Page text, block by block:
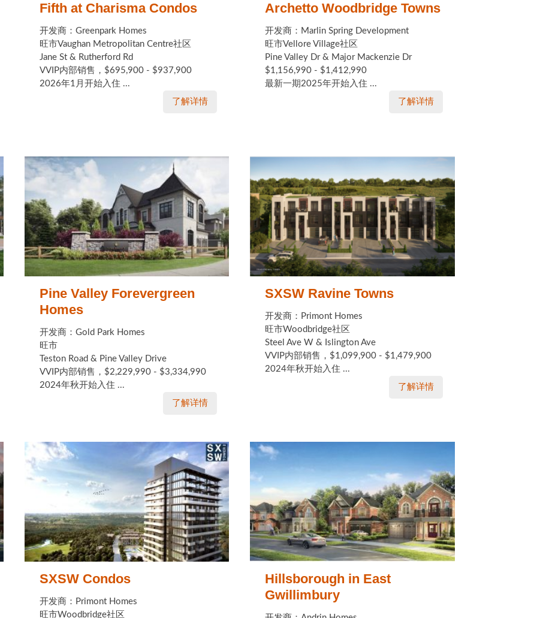
Fifth at Charisma Condos
开发商：Greenpark Homes
旺市Vaughan Metropolitan Centre社区
Jane St & Rutherford Rd
VVIP内部销售，$695,900 - $937,900
2026年1月开始入住 ...
了解详情
Archetto Woodbridge Towns
开发商：Marlin Spring Development
旺市Vellore Village社区
Pine Valley Dr & Major Mackenzie Dr
$1,156,990 - $1,412,990
最新一期2025年开始入住 ...
了解详情
Pine Valley Forevergreen
Homes
开发商：Gold Park Homes
旺市
Teston Road & Pine Valley Drive
VVIP内部销售，$2,229,990 - $3,334,990
2024年秋开始入住 ...
了解详情
SXSW Ravine Towns
开发商：Primont Homes
旺市Woodbridge社区
Steel Ave W & Islington Ave
VVIP内部销售，$1,099,900 - $1,479,900
2024年秋开始入住 ...
了解详情
SXSW Condos
开发商：Primont Homes
旺市Woodbridge社区
Hillsborough in East
Gwillimbury